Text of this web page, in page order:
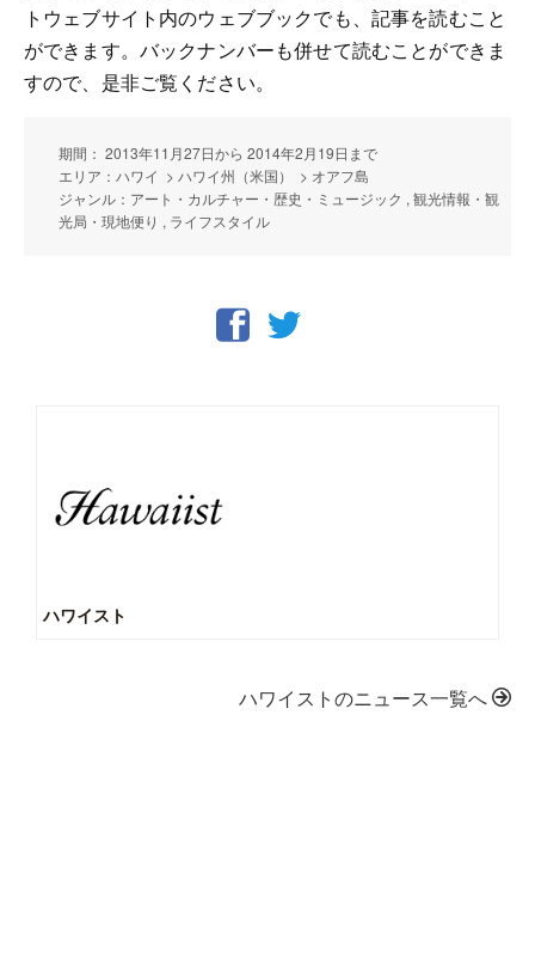
トウェブサイト内のウェブブックでも、記事を読むこと
ができます。バックナンバーも併せて読むことができま
すので、是非ご覧ください。
期間： 2013年11月27日から 2014年2月19日まで
エリア：ハワイ > ハワイ州（米国） > オアフ島
ジャンル：アート・カルチャー・歴史・ミュージック , 観光情報・観
光局・現地便り , ライフスタイル
ハワイスト
ハワイストのニュース一覧へ